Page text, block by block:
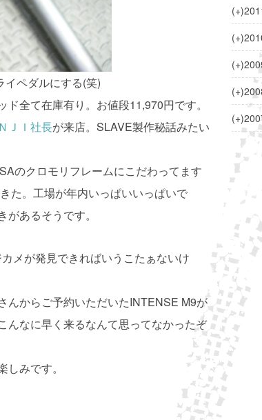
イペダルにする(笑)
全て在庫有り。お値段11,970円です。
ＪＩ社長が来店。SLAVE製作秘話みたい
のクロモリフレームにこだわってます
た。工場が年内いっぱいいっぱいで
あるそうです。
メが発見できればいうこたぁないけ
んからご予約いただいたINTENSE M9が
んなに早く来るなんて思ってなかったぞ
みです。
(+)
(+)
(+)
(+)
(+)